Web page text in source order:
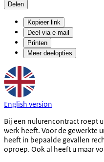
Delen
Kopieer link
Deel via e-mail
Printen
Meer deelopties
English version
Bij een nulurencontract roept
werk heeft. Voor de gewerkte
heeft in bepaalde gevallen
oproep. Ook al heeft u maar